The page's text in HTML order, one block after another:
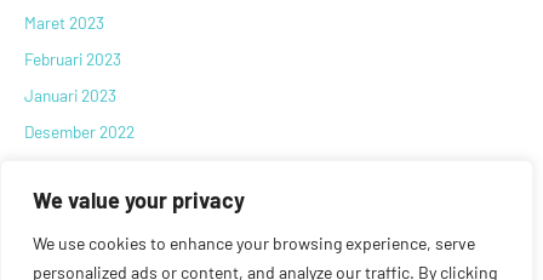
We value your privacy
We use cookies to enhance your browsing experience, serve
personalized ads or content, and analyze our traffic. By clicking
Maret 2023
Februari 2023
Januari 2023
Desember 2022
Oktober 2022
September 2022